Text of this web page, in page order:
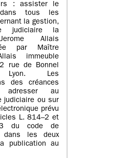
: assister le
tous les
la gestion,
judiciaire la
Allais
par Maître
immeuble
rue de Bonnel
Lyon. Les
des créances
au
judiciaire ou sur
prévu
L. 814–2 et
du code de
dans les deux
publication au